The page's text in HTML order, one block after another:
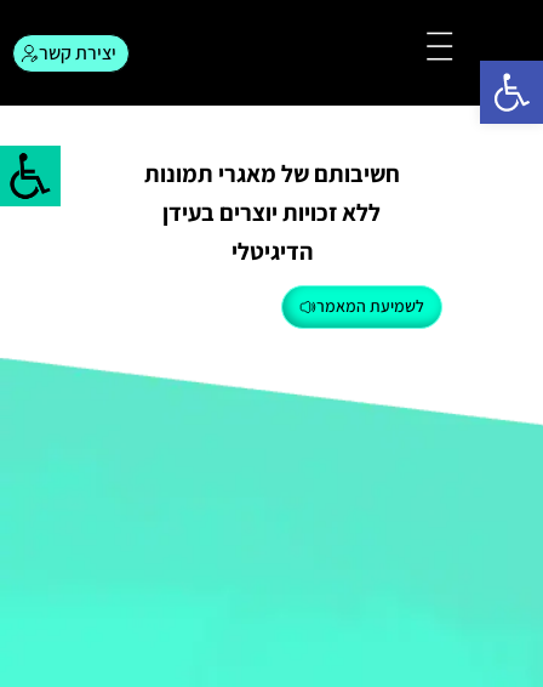
יצירת קשר
חשיבותם של מאגרי תמונות
ללא זכויות יוצרים בעידן
הדיגיטלי
לשמיעת המאמר
פתח סרגל נגישות